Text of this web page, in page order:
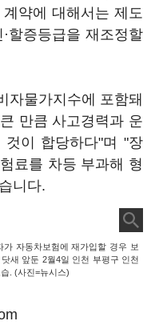
약에 대해서는 제도
할증등급을 재조정할
자물가지수에 포함돼
만큼 사고경력과 운
이 합당하다"며 "장
료를 차등 부과해 형
니다.
자동차보험에 재가입할 경우 보
새 앞둔 2월4일 인천 부평구 인천
. (사진=뉴시스)